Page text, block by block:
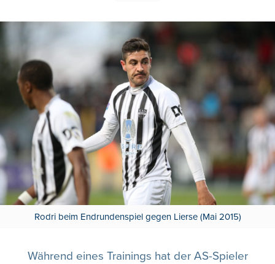
Rodri beim Endrundenspiel gegen Lierse (Mai 2015)
Während eines Trainings hat der AS-Spieler